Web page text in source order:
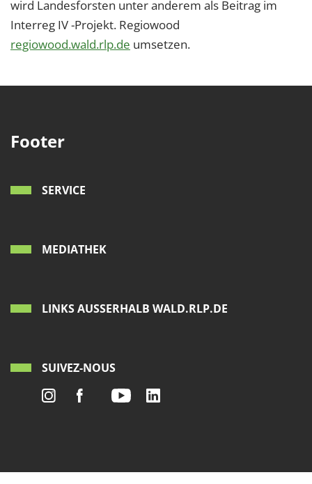
wird Landesforsten unter anderem als Beitrag im
Interreg IV -Projekt. Regiowood
regiowood.wald.rlp.de umsetzen.
Footer
SERVICE
MEDIATHEK
LINKS AUSSERHALB WALD.RLP.DE
SUIVEZ-NOUS